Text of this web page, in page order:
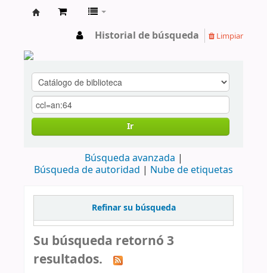
Historial de búsqueda Limpiar
Ir
Búsqueda avanzada
Búsqueda de autoridad
Nube de etiquetas
Refinar su búsqueda
Su búsqueda retornó 3
resultados.